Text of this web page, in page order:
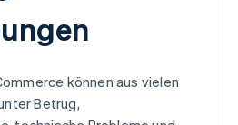
können aus vielen
Betrug,